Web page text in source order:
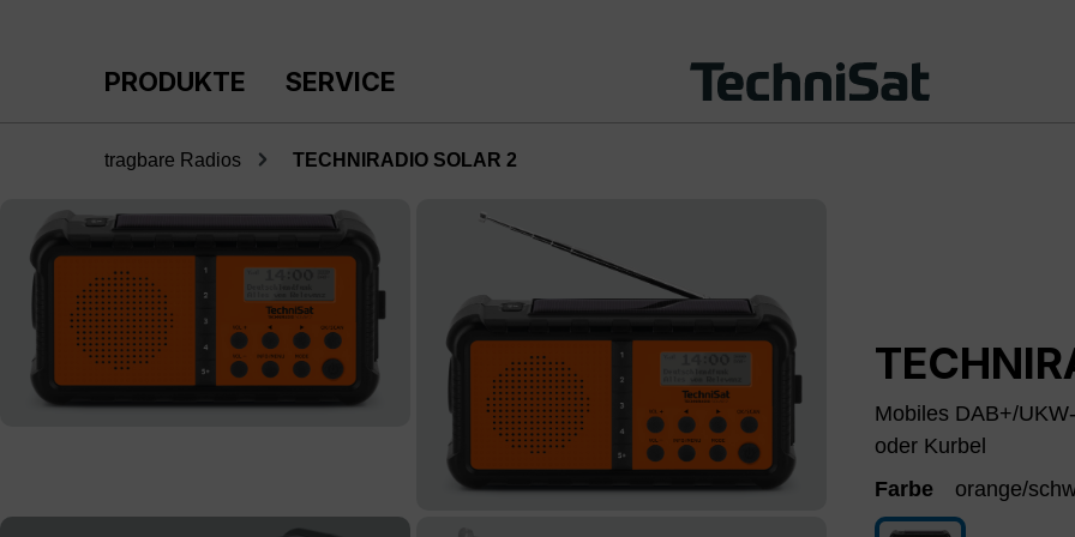
PRODUKTE SERVICE
tragbare Radios TECHNIRADIO SOLAR 2
Bildergalerie überspringen
Mobiles DAB+/
oder Kurbel
Farbe
orange/